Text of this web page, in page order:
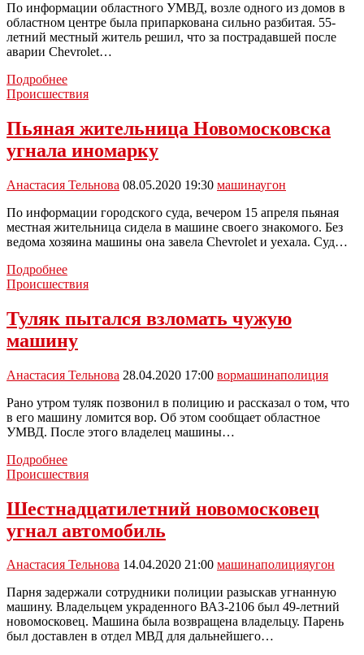
По информации областного УМВД, возле одного из домов в
областном центре была припаркована сильно разбитая. 55-
летний местный житель решил, что за пострадавшей после
аварии Chevrolet…
Подробнее55-
летний
с
чужой
двери
Происшествия
Пьяная жительница Новомосковска
угнала иномарку
Анастасия Тельнова 08.05.2020 19:30 машинаугон
По информации городского суда, вечером 15 апреля пьяная
местная жительница сидела в машине своего знакомого. Без
ведома хозяина машины она завела Chevrolet и уехала. Суд…
ПодробнееПьяная
жительница
иномарку
Происшествия
Туляк пытался взломать чужую
машину
Анастасия Тельнова 28.04.2020 17:00 вормашинаполиция
Рано утром туляк позвонил в полицию и рассказал о том, что
в его машину ломится вор. Об этом сообщает областное
УМВД. После этого владелец машины…
ПодробнееТуляк
пытался
машину
Происшествия
Шестнадцатилетний новомосковец
угнал автомобиль
Анастасия Тельнова 14.04.2020 21:00 машинаполицияугон
Парня задержали сотрудники полиции разыскав угнанную
машину. Владельцем украденного ВАЗ-2106 был 49-летний
новомосковец. Машина была возвращена владельцу. Парень
был доставлен в отдел МВД для дальнейшего…